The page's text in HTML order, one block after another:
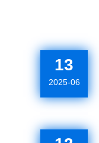
13
2025-06